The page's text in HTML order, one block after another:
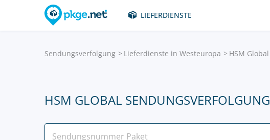
LIEFERDIENSTE
Sendungsverfolgung Lieferdienste in Westeuropa HSM Global
HSM GLOBAL SENDUNGSVERFOLGUNG